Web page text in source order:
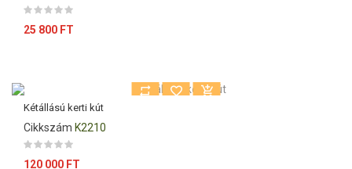
Ár
25 800 FT
Kétállású kerti kút
Cikkszám K2210
Ár
120 000 FT